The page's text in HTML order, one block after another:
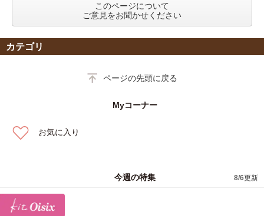
このページについて
ご意見をお聞かせください
カテゴリ